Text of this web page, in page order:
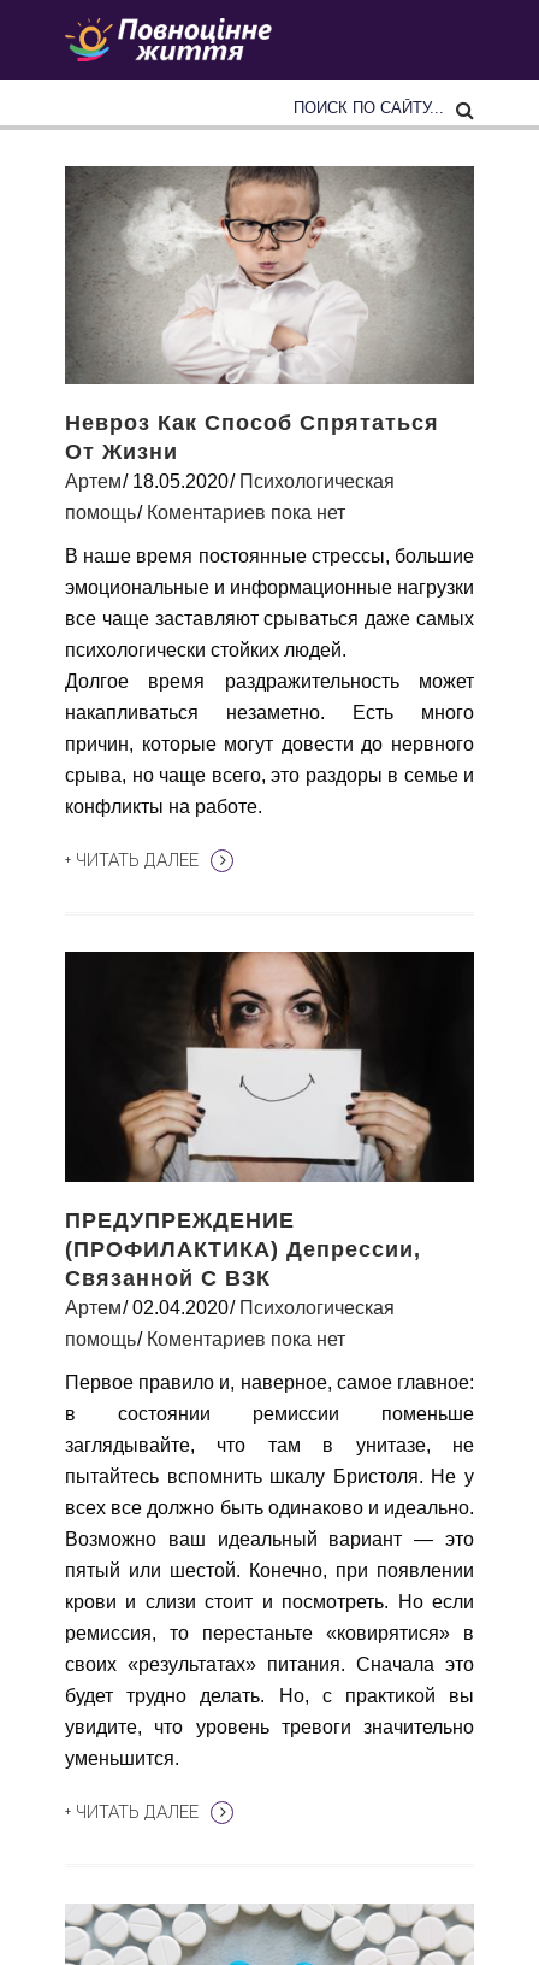
Невроз Как Способ Спрятаться
От Жизни
Артем 18.05.2020
Психологическая
помощь
Коментариев пока нет
В наше время постоянные стрессы, большие
эмоциональные и информационные нагрузки
все чаще заставляют срываться даже самых
психологически стойких людей.
Долгое время раздражительность может
накапливаться незаметно. Есть много
причин, которые могут довести до нервного
срыва, но чаще всего, это раздоры в семье и
конфликты на работе.
+ ЧИТАТЬ ДАЛЕЕ
ПРЕДУПРЕЖДЕНИЕ
(ПРОФИЛАКТИКА) Депрессии,
Связанной С ВЗК
Артем 02.04.2020
Психологическая
помощь
Коментариев пока нет
Первое правило и, наверное, самое главное:
в состоянии ремиссии поменьше
заглядывайте, что там в унитазе, не
пытайтесь вспомнить шкалу Бристоля. Не у
всех все должно быть одинаково и идеально.
Возможно ваш идеальный вариант — это
пятый или шестой. Конечно, при появлении
крови и слизи стоит и посмотреть. Но если
ремиссия, то перестаньте «ковирятися» в
своих «результатах» питания. Сначала это
будет трудно делать. Но, с практикой вы
увидите, что уровень тревоги значительно
уменьшится.
+ ЧИТАТЬ ДАЛЕЕ